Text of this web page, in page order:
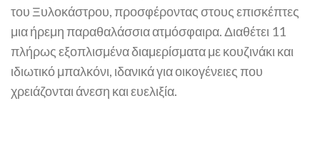
του Ξυλοκάστρου, προσφέροντας στους επισκέπτες
μια ήρεμη παραθαλάσσια ατμόσφαιρα. Διαθέτει 11
πλήρως εξοπλισμένα διαμερίσματα με κουζινάκι και
ιδιωτικό μπαλκόνι, ιδανικά για οικογένειες που
χρειάζονται άνεση και ευελιξία.